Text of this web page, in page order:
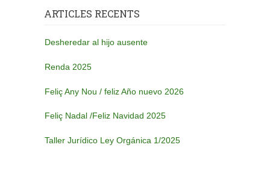
ARTICLES RECENTS
Desheredar al hijo ausente
Renda 2025
Feliç Any Nou / feliz Año nuevo 2026
Feliç Nadal /Feliz Navidad 2025
Taller Jurídico Ley Orgánica 1/2025